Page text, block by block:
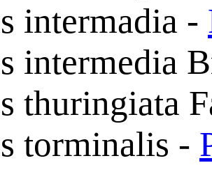
intermadia -
intermedia
thuringiata
torminalis -